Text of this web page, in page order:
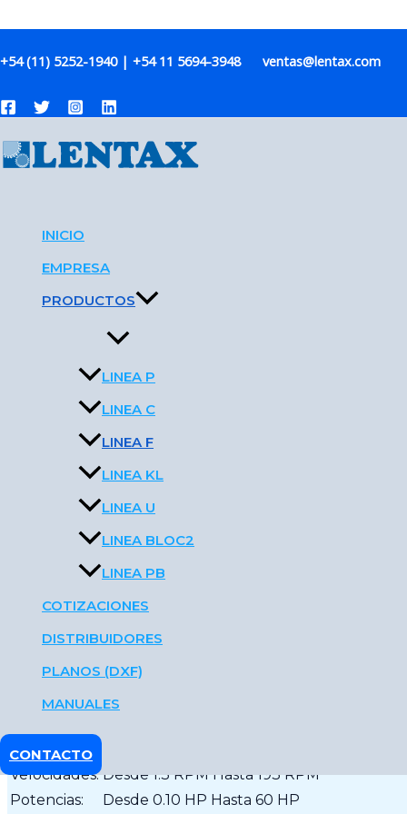
+54 (11) 5252-1940 | +54 11 5694-3948 ventas@lentax.com
INICIO
EMPRESA
PRODUCTOS
LINEA P
LINEA C
LINEA F
LINEA KL
LINEA U
LINEA BLOC2
LINEA PB
COTIZACIONES
DISTRIBUIDORES
PLANOS (DXF)
MANUALES
CONTACTO
Línea F
Es una línea adecuada para automatizaciones de
relaciones y elevado rendimiento. El uso de Motores
Solicitar Información
Especificaciones
Tamaños:
Velocidades: Desde 1.3 RPM Hasta 193 RPM
Potencias:
Desde 0.10 HP Hasta 60 HP